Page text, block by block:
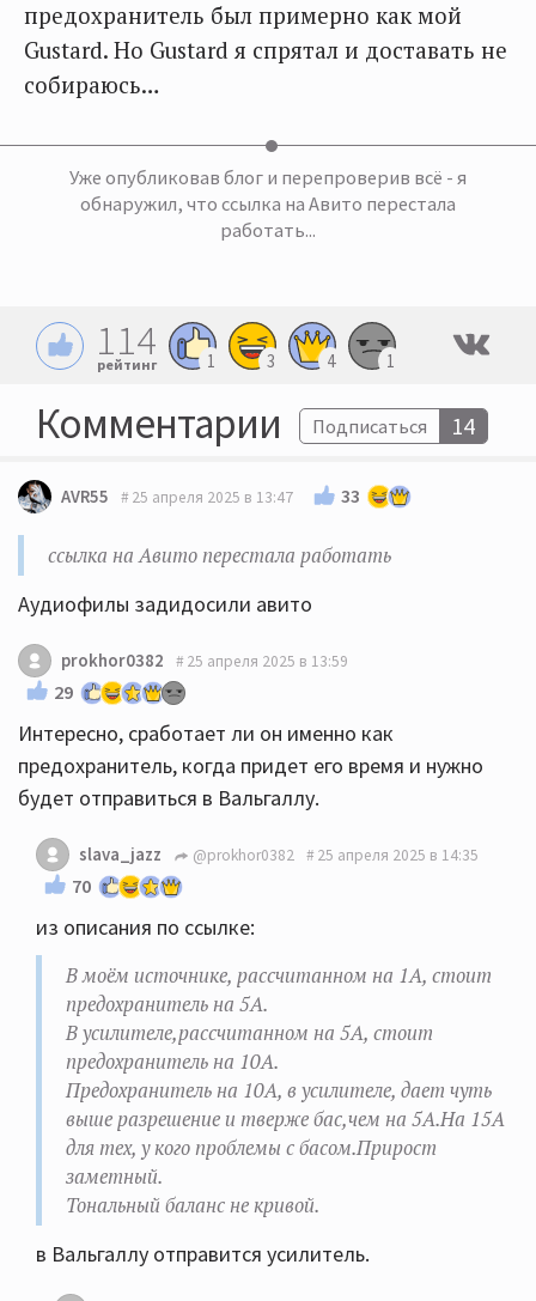
предохранитель был примерно как мой
Gustard. Но Gustard я спрятал и доставать не
собираюсь…
Уже опубликовав блог и перепроверив всё - я
обнаружил, что ссылка на Авито перестала
работать...
114
рейтинг 1 3 4 1
Комментарии Подписаться 14
AVR55 25 апреля 2025 в 13:47 33
ссылка на Авито перестала работать
Аудиофилы задидосили авито
prokhor0382 25 апреля 2025 в 13:59
29
Интересно, сработает ли он именно как
предохранитель, когда придет его время и нужно
будет отправиться в Вальгаллу.
slava_jazz @prokhor0382 25 апреля 2025 в 14:35
70
из описания по ссылке:
В моём источнике, рассчитанном на 1А, стоит
предохранитель на 5А.
В усилителе,рассчитанном на 5А, стоит
предохранитель на 10А.
Предохранитель на 10А, в усилителе, дает чуть
выше разрешение и тверже бас,чем на 5А.На 15А
для тех, у кого проблемы с басом.Прирост
заметный.
Тональный баланс не кривой.
в Вальгаллу отправится усилитель.